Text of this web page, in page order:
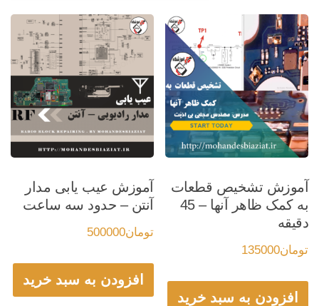
آموزش تشخیص قطعات
به کمک ظاهر آنها – 45
دقیقه
تومان135000
افزودن به سبد خرید
آموزش عیب یابی مدار
آنتن – حدود سه ساعت
تومان500000
افزودن به سبد خرید